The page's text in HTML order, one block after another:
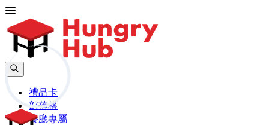
禮品卡
部落格
餐廳專屬